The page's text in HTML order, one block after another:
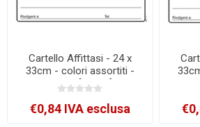
Cartello Affittasi - 24 x
33cm - colori assortiti -
Edipro [E9203]
€0,84 IVA esclusa